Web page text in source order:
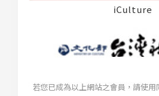
iCulture
若您已成為以上網站之會員，請使